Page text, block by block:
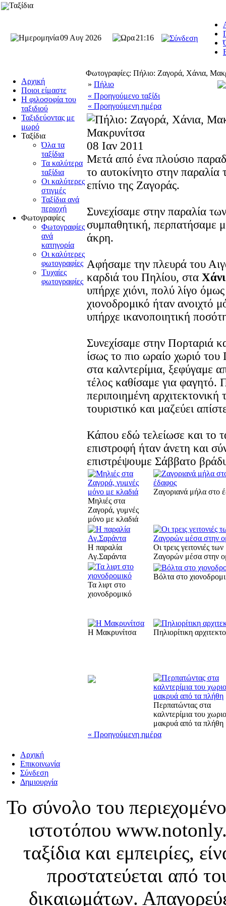
Ταξίδια
09 Αυγ 2026 21:16
Αρχική
Ποιοι είμαστε
Η φιλοσοφία του
ταξιδιού
Ταξιδεύοντας με
μωρό
Ταξίδια
Όλα τα
ταξίδια
Τα καλύτερα
ταξίδια
Οι καλύτερες
στιγμές
Ταξίδια ανά
περιοχή
Φωτογραφίες
Φωτογραφίες
ανά
κατηγορία
Οι καλύτερες
φωτογραφίες
Τυχαίες
φωτογραφίες
Φωτογραφίες: Πήλιο: Ζαγορά, Χάνια,
» Πήλιο
« Προηγούμενο ταξίδι
« Προηγούμενη ημέρα
Μακρυνίτσα
08 Ιαν 2011
Μετά από ένα πλούσιο
το αυτοκίνητο στην παραλία
επίνιο της Ζαγοράς.
Συνεχίσαμε στην παραλία
συμπαθητική, περπατήσαμε
άκρη.
Αφήσαμε την πλευρά του
καρδιά του Πηλίου, στα
υπήρχε χιόνι, πολύ λίγο
χιονοδρομικό ήταν ανοιχτό
υπήρχε ικανοποιητική
Συνεχίσαμε στην Πορταριά
ίσως το πιο ωραίο χωριό
στα καλντερίμια, ξεφύγαμε
τέλος καθίσαμε για φαγητό.
περιποιημένη
τουριστικό και μαζεύει
Κάπου εδώ τελείωσε και το
επιστροφή ήταν άνετη και
επιστρέψουμε Σάββατο
Μηλιές στα
Ζαγορά, γυμνές
μόνο με κλαδιά
Ζαγοριανά μήλα στο
Η παραλία
Αγ.Σαράντα
Οι τρεις γειτονιές των
Ζαγορών μέσα στην
Τα λιφτ στο
χιονοδρομικό
Βόλτα στο
Η Μακρυνίτσα Πηλιορίτικη
Περπατώντας στα
καλντερίμια του
μακρυά από τα πλήθη
« Προηγούμενη ημέρα
Αρχική
Επικοινωνία
Σύνδεση
Δημιουργία
Το σύνολο του
ιστοτόπου
ταξίδια και εμπειρίες,
προστατεύεται από
δικαιωμάτων.